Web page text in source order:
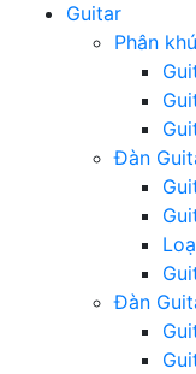
Guitar
Phân
Đàn
Đàn